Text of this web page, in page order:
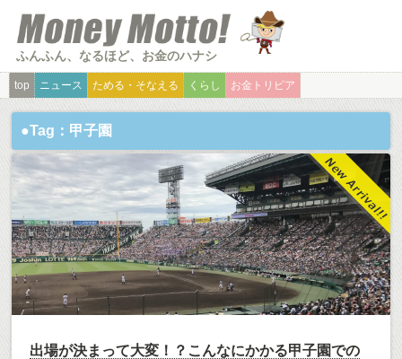
ふんふん、なるほど、お金のハナシ
top ニュース ためる・そなえる くらし お金トリビア
●Tag：甲子園
出場が決まって大変！？こんなにかかる甲子園での